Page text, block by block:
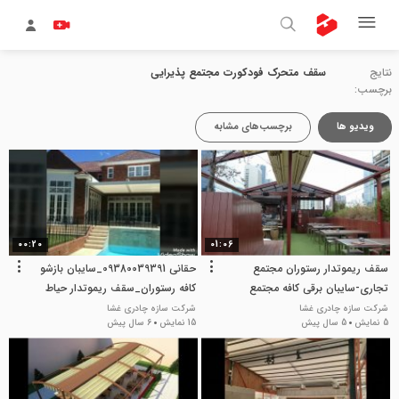
نتایج
برچسب:
سقف متحرک فودکورت مجتمع پذیرایی
ویدیو ها برچسب‌های مشابه
01:06
سقف ریموتدار رستوران مجتمع
تجاری-سایبان برقی کافه مجتمع
خدماتی و رفاهی
شرکت سازه چادری غشا
5 نمایش
5 سال پیش
00:20
حقانی 09380039391_سایبان بازشو
کافه رستوران_سقف ریموتدار حیاط
کافی شاپ
شرکت سازه چادری غشا
15 نمایش
6 سال پیش